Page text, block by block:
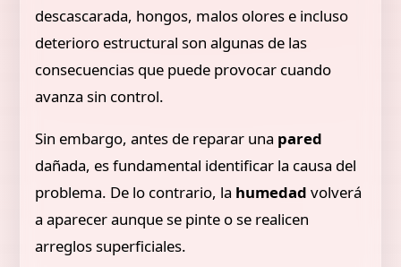
descascarada, hongos, malos olores e incluso
deterioro estructural son algunas de las
consecuencias que puede provocar cuando
avanza sin control.
Sin embargo, antes de reparar una pared
dañada, es fundamental identificar la causa del
problema. De lo contrario, la humedadvolverá
a aparecer aunque se pinte o se realicen
arreglos superficiales.